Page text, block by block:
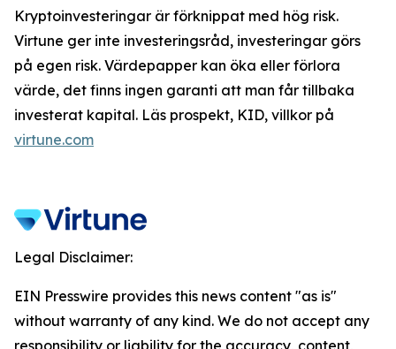
Kryptoinvesteringar är förknippat med hög risk.
Virtune ger inte investeringsråd, investeringar görs
på egen risk. Värdepapper kan öka eller förlora
värde, det finns ingen garanti att man får tillbaka
investerat kapital. Läs prospekt, KID, villkor på
virtune.com
Legal Disclaimer:
EIN Presswire provides this news content "as is"
without warranty of any kind. We do not accept any
responsibility or liability for the accuracy, content,